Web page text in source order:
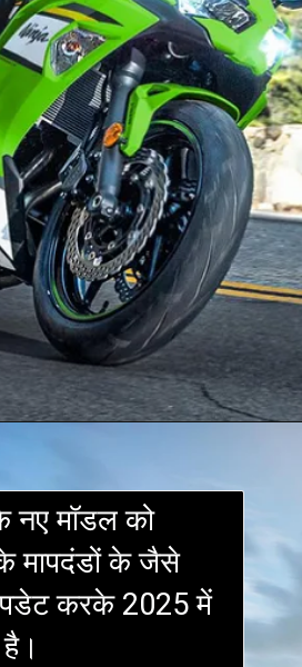
नए मॉडल को
मापदंडों के जैसे
करके 2025 में